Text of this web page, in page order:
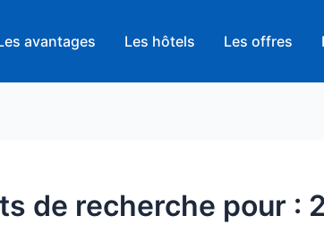
avantages Les hôtels Les offres
de recherche pour :